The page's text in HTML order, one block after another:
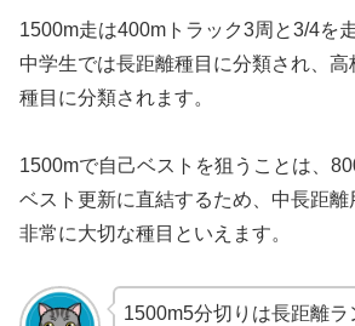
1500m走は400mトラック3周と3/4を
中学生では長距離種目に分類され、
種目に分類されます。
1500mで自己ベストを狙うことは、
ベスト更新に直結するため、中長距離
非常に大切な種目といえます。
1500m5分切りは長距離ラ